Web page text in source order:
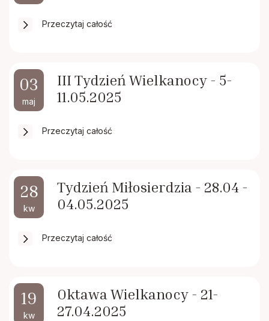
Przeczytaj całość
03
maj
III Tydzień Wielkanocy - 5-
11.05.2025
Przeczytaj całość
28
kw
Tydzień Miłosierdzia - 28.04 -
04.05.2025
Przeczytaj całość
19
kw
Oktawa Wielkanocy - 21-
27.04.2025